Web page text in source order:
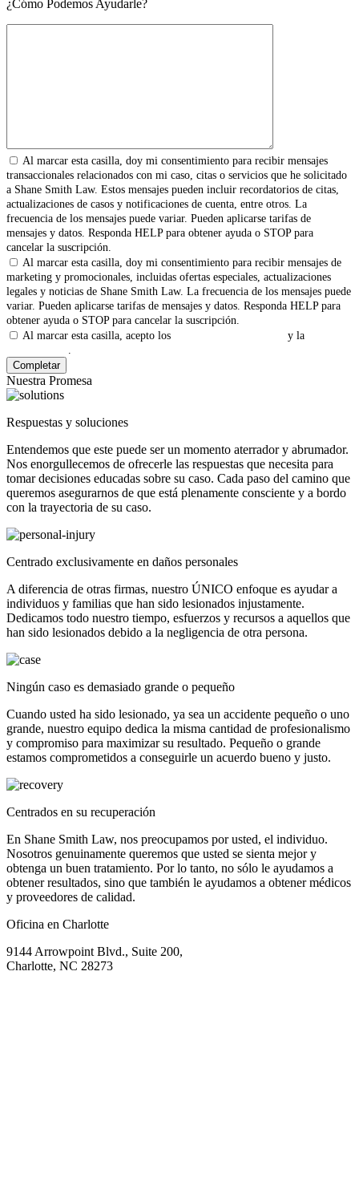
¿Cómo Podemos Ayudarle?
Al marcar esta casilla, doy mi consentimiento para recibir mensajes
transaccionales relacionados con mi caso, citas o servicios que he solicitado
a Shane Smith Law. Estos mensajes pueden incluir recordatorios de citas,
actualizaciones de casos y notificaciones de cuenta, entre otros. La
frecuencia de los mensajes puede variar. Pueden aplicarse tarifas de
mensajes y datos. Responda HELP para obtener ayuda o STOP para
cancelar la suscripción.
Al marcar esta casilla, doy mi consentimiento para recibir mensajes de
marketing y promocionales, incluidas ofertas especiales, actualizaciones
legales y noticias de Shane Smith Law. La frecuencia de los mensajes puede
variar. Pueden aplicarse tarifas de mensajes y datos. Responda HELP para
obtener ayuda o STOP para cancelar la suscripción.
Al marcar esta casilla, acepto los
y la
.
Nuestra Promesa
Respuestas y soluciones
Entendemos que este puede ser un momento aterrador y abrumador.
Nos enorgullecemos de ofrecerle las respuestas que necesita para
tomar decisiones educadas sobre su caso. Cada paso del camino que
queremos asegurarnos de que está plenamente consciente y a bordo
con la trayectoria de su caso.
Centrado exclusivamente en daños personales
A diferencia de otras firmas, nuestro ÚNICO enfoque es ayudar a
individuos y familias que han sido lesionados injustamente.
Dedicamos todo nuestro tiempo, esfuerzos y recursos a aquellos que
han sido lesionados debido a la negligencia de otra persona.
Ningún caso es demasiado grande o pequeño
Cuando usted ha sido lesionado, ya sea un accidente pequeño o uno
grande, nuestro equipo dedica la misma cantidad de profesionalismo
y compromiso para maximizar su resultado. Pequeño o grande
estamos comprometidos a conseguirle un acuerdo bueno y justo.
Centrados en su recuperación
En Shane Smith Law, nos preocupamos por usted, el individuo.
Nosotros genuinamente queremos que usted se sienta mejor y
obtenga un buen tratamiento. Por lo tanto, no sólo le ayudamos a
obtener resultados, sino que también le ayudamos a obtener médicos
y proveedores de calidad.
Oficina en Charlotte
9144 Arrowpoint Blvd., Suite 200,
Charlotte, NC 28273